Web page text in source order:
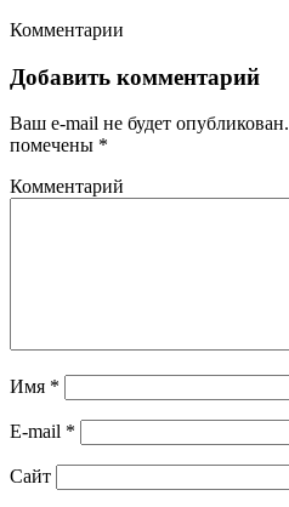
Комментарии
Добавить комментарий
Ваш e-mail не будет опубликован.
помечены *
Комментарий
Имя *
E-mail *
Сайт